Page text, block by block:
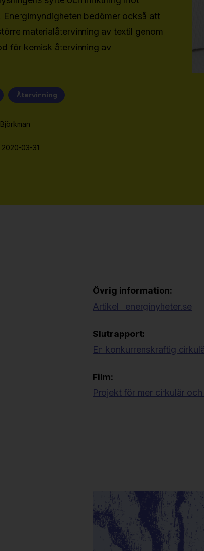
Energimyndigheten bedömer också att
materialåtervinning av textil genom
för kemisk återvinning av
Återvinning
03-31
Övrig information:
Artikel i energinyheter.se
Slutrapport:
En konkurrenskraftig
Film:
Projekt för mer cirkulär